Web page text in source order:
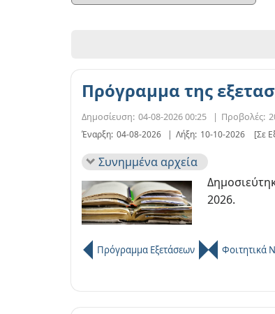
Πρόγραμμα της
Δημοσίευση: 04-08-2026 00:25 | Προβολές:
Έναρξη: 04-08-2026 | Λήξη: 10-10-2026 [Σε
Συνημμένα αρχεία
2026.
Πρόγραμμα Εξετάσεων Φοιτητικά